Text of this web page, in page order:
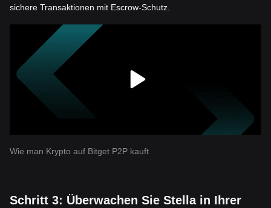
sichere Transaktionen mit Escrow-Schutz.
Wie man Krypto auf Bitget P2P kauft
Schritt 3: Überwachen Sie Stella in Ihrer